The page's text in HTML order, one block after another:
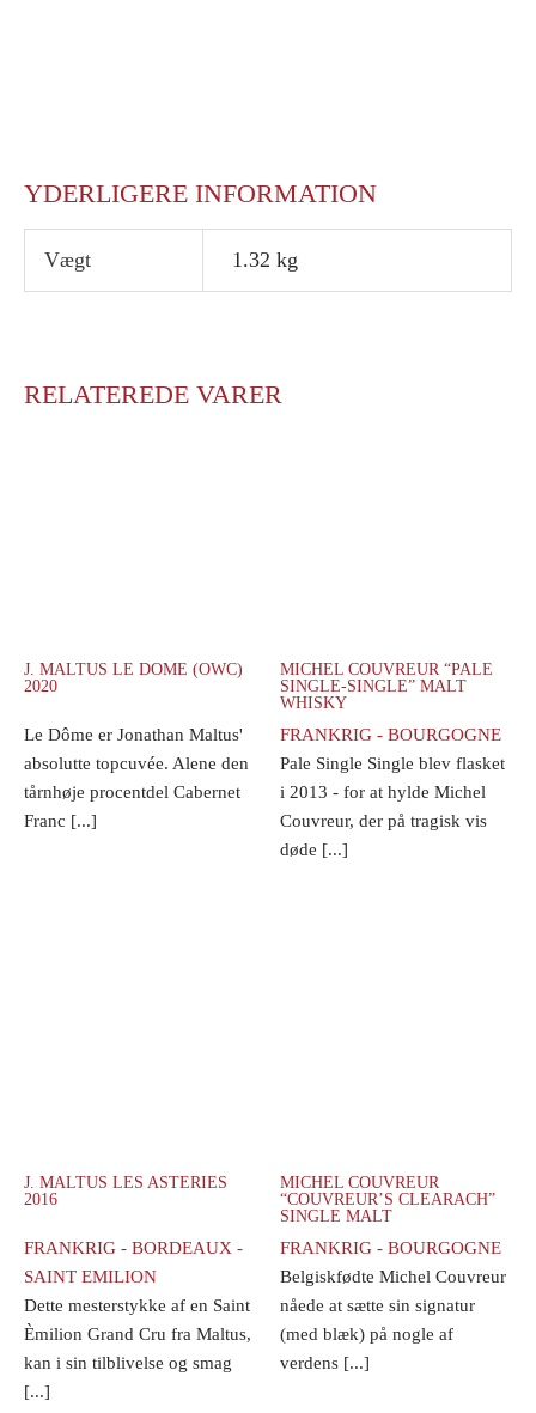
YDERLIGERE INFORMATION
Vægt 1.32 kg
RELATEREDE VARER
J. MALTUS LE DOME (OWC)
2020
Le Dôme er Jonathan Maltus'
absolutte topcuvée. Alene den
tårnhøje procentdel Cabernet
Franc [...]
MICHEL COUVREUR “PALE
SINGLE-SINGLE” MALT
WHISKY
FRANKRIG - BOURGOGNE
Pale Single Single blev flasket
i 2013 - for at hylde Michel
Couvreur, der på tragisk vis
døde [...]
J. MALTUS LES ASTERIES
2016
FRANKRIG - BORDEAUX -
SAINT EMILION
Dette mesterstykke af en Saint
Èmilion Grand Cru fra Maltus,
kan i sin tilblivelse og smag
[...]
MICHEL COUVREUR
“COUVREUR’S CLEARACH”
SINGLE MALT
FRANKRIG - BOURGOGNE
Belgiskfødte Michel Couvreur
nåede at sætte sin signatur
(med blæk) på nogle af
verdens [...]